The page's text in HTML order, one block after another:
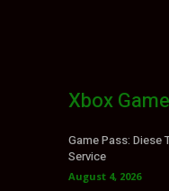
Xbox
Game Pass:
Service
August 4, 2026